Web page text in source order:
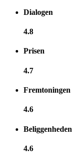
Dialogen
4.8
Prisen
4.7
Fremtoningen
4.6
Beliggenheden
4.6